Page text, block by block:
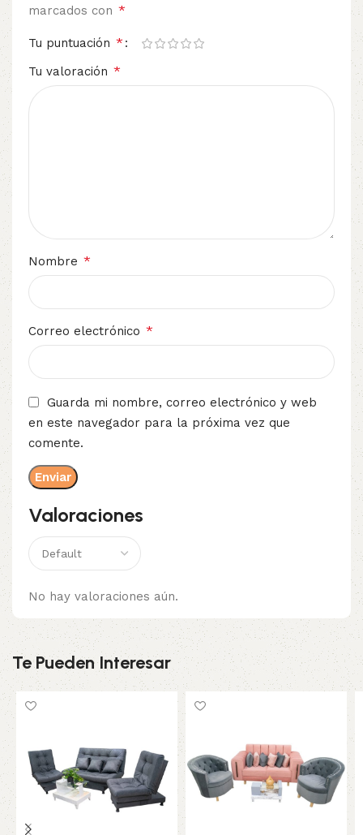
Valoraciones
No hay valoraciones aún.
marcados con *
Tu puntuación *
Tu valoración *
Nombre *
Correo electrónico *
Guarda mi nombre, correo electrónico y web
en este navegador para la próxima vez que
comente.
Te Pueden Interesar